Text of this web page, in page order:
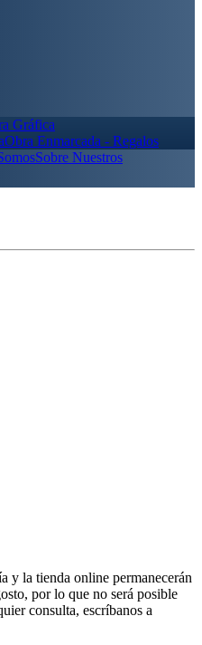
Gráfica
Obra Enmarcada - Regalos
Sobre Nuestros
y la tienda online permanecerán
por lo que no será posible
consulta, escríbanos a